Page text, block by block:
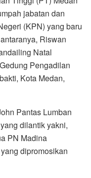
jabatan dan
(KPN) yang baru
Riswan
Natal
Pengadilan
Kota Medan,
Pantas Lumban
dilantik yakni,
PN Madina
dipromosikan